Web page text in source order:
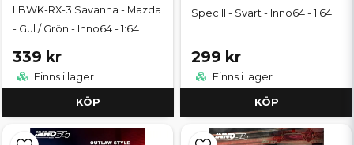
LBWK-RX-3 Savanna - Mazda
- Gul / Grön - Inno64 - 1:64
339 kr
Finns i lager
KÖP
Spec II - Svart - Inno64 - 1:64
299 kr
Finns i lager
KÖP